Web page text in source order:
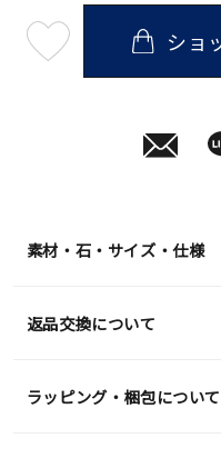
08
ショ
素材・石・サイズ・仕様
返品交換について
ラッピング・梱包について